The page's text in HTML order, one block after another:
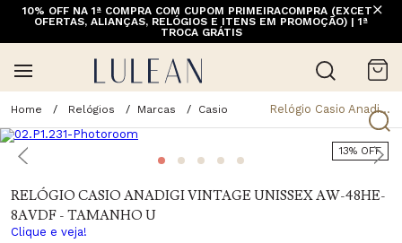
10% OFF NA 1ª COMPRA COM CUPOM PRIMEIRACOMPRA (EXCETO
OFERTAS, ALIANÇAS, RELÓGIOS E ITENS EM PROMOÇÃO) | 1ª
TROCA GRÁTIS
FRETE GRÁTIS ACIMA DE 399 PARA REGIÕES SELECIONADAS
(EXCETO LINHA HOME)
Relógios Marcas Casio Relógio Casio Anadigi Vintage Unissex Aw-48he-8avdf - Tamanho U
13% OFF
RELÓGIO CASIO ANADIGI VINTAGE UNISSEX AW-48HE-
8AVDF - TAMANHO U
Clique e veja!